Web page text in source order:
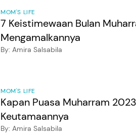
MOM'S LIFE
7 Keistimewaan Bulan
Mengamalkannya
By: Amira Salsabila
MOM'S LIFE
Kapan Puasa Muharram
Keutamaannya
By: Amira Salsabila